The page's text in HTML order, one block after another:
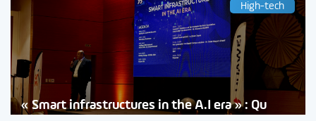
High-tech
« Smart infrastructures in the A.I era » : Qu